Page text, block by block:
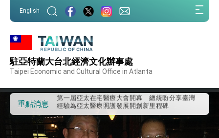
English
駐亞特蘭大台北經濟文化辦事處
Taipei Economic and Cultural Office in Atlanta
重點消息
外交部重要言論
我國政府將在美國亞利桑納州設立「駐鳳凰城辦
事處」，進一步深化台美交流合作
經驗為亞太醫療照護發展開創新里程碑
外交部發布WHA文宣影片「台灣醫療點亮世界」
及「台灣智慧醫療與健康產業展」預告短片，向
世界展現台灣守護全球健康的創新能量
總統出訪史瓦帝尼返國談話 強調臺灣人有權利
走向世界 盼與理念相近國家共同維護國際秩序